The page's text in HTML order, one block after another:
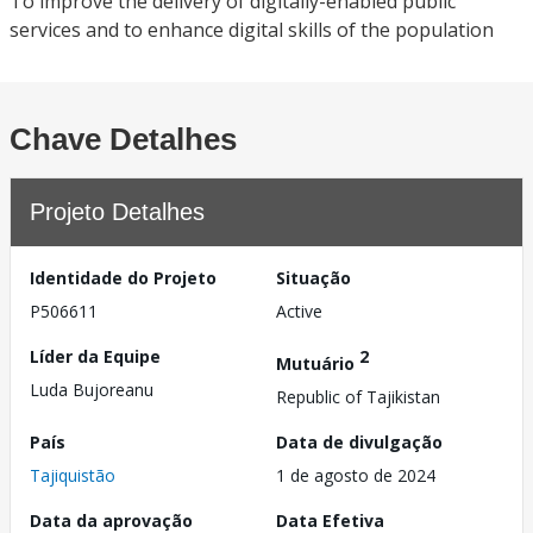
services and to enhance digital skills of the population
Chave Detalhes
Projeto Detalhes
Identidade do Projeto
P506611
Situação
Active
Líder da Equipe
Luda Bujoreanu
Mutuário 2
Republic of Tajikistan
País
Tajiquistão
Data de divulgação
1 de agosto de 2024
Data da aprovação
Data Efetiva